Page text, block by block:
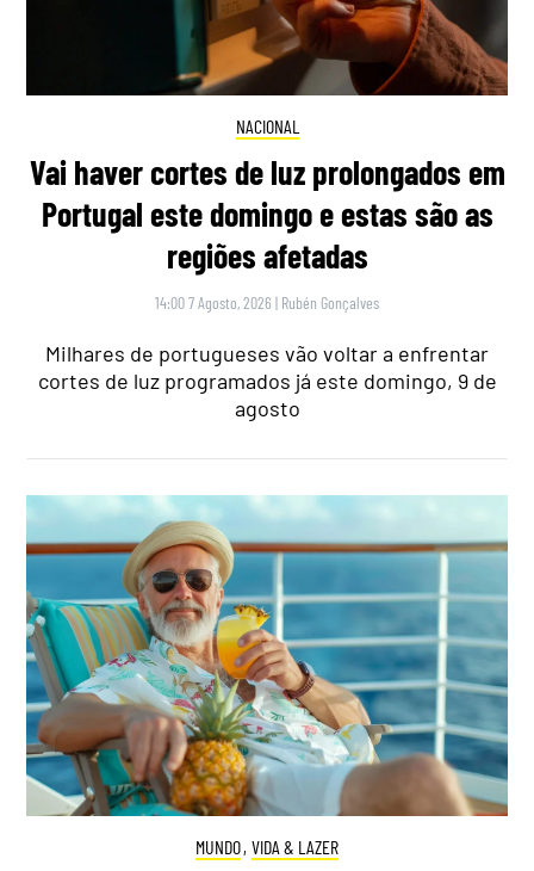
NACIONAL
Vai haver cortes de luz prolongados em
Portugal este domingo e estas são as
regiões afetadas
14:00 7 Agosto, 2026 | Rubén Gonçalves
Milhares de portugueses vão voltar a enfrentar
cortes de luz programados já este domingo, 9 de
agosto
MUNDO, VIDA & LAZER